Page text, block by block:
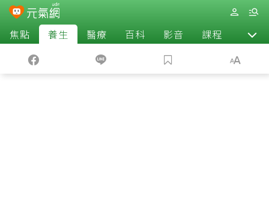
焦點 養生 醫療 百科 影音 課程 退休